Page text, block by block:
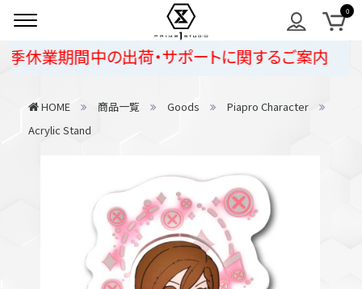
業期間中の出荷・サポートに関するご案内
HOME 商品一覧 Goods
Piapro Character
Acrylic Stand